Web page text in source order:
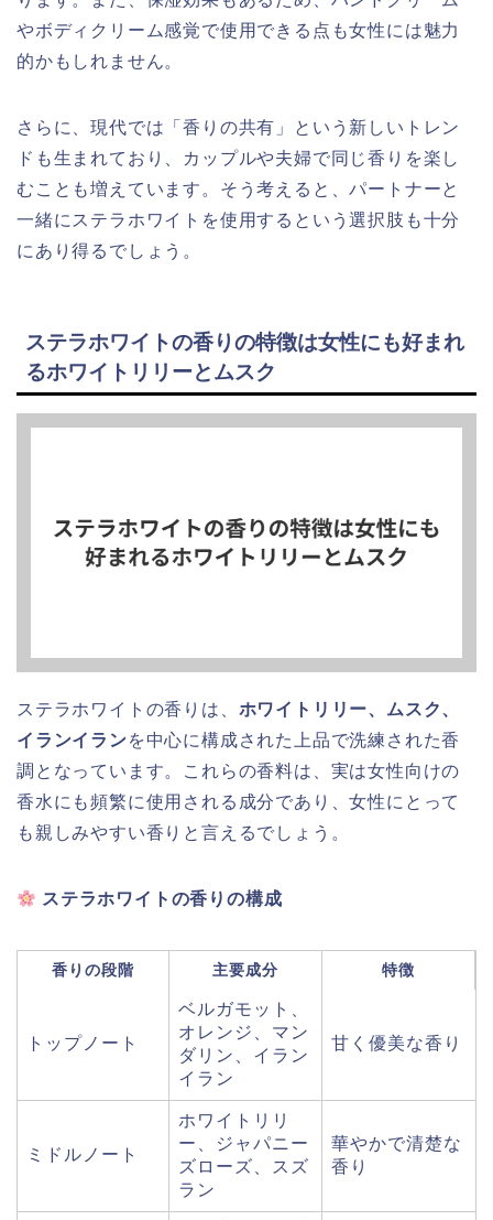
やボディクリーム感覚で使用できる点も女性には魅力
的かもしれません。
さらに、現代では「香りの共有」という新しいトレン
ドも生まれており、カップルや夫婦で同じ香りを楽し
むことも増えています。そう考えると、パートナーと
一緒にステラホワイトを使用するという選択肢も十分
にあり得るでしょう。
ステラホワイトの香りの特徴は女性にも好まれ
るホワイトリリーとムスク
ステラホワイトの香りは、 ホワイトリリー、ムスク、
イランイランを中心に構成された上品で洗練された香
調となっています。これらの香料は、実は女性向けの
香水にも頻繁に使用される成分であり、女性にとって
も親しみやすい香りと言えるでしょう。
ステラホワイトの香りの構成
香りの段階 主要成分 特徴
トップノート
ベルガモット、
オレンジ、マン
ダリン、イラン
イラン
甘く優美な香り
ミドルノート
ホワイトリリ
ー、ジャパニー
ズローズ、スズ
ラン
華やかで清楚な
香り